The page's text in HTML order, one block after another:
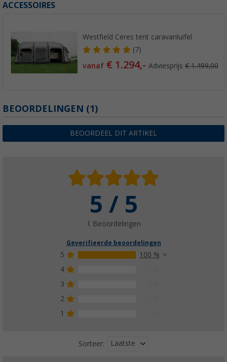
ACCESSOIRES
Westfield Ceres tent caravanluifel
(7)
vanaf € 1.294,-Adviesprijs€ 1.499,00
BEOORDELINGEN (1)
BEOORDEEL DIT ARTIKEL
5 / 5
1 Beoordelingen
Geverifieerde beoordelingen
5
100 %
4
3
2
1
Sorteer: Laatste